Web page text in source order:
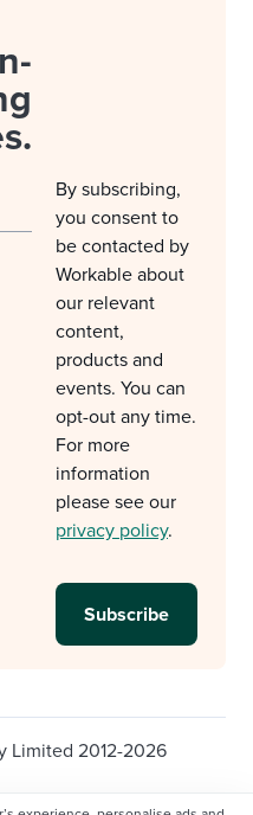
By subscribing,
you consent to
be contacted by
Workable about
our relevant
content,
products and
events. You can
opt-out any time.
For more
information
please see our
privacy policy.
Limited 2012-2026
Cookie Settings